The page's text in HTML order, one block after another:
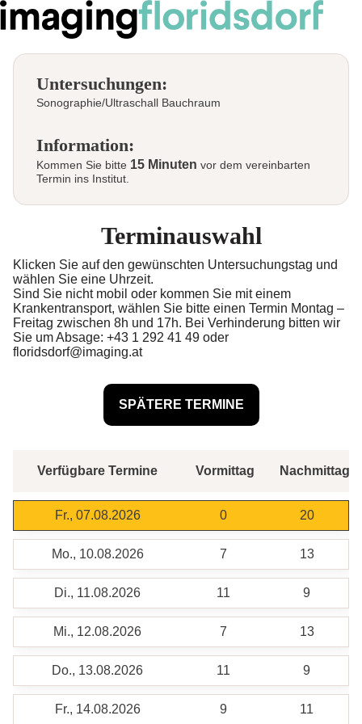
Untersuchungen:
Sonographie/Ultraschall Bauchraum
Information:
Kommen Sie bitte 15 Minuten vor dem vereinbarten
Termin ins Institut.
Terminauswahl
Klicken Sie auf den gewünschten Untersuchungstag und
wählen Sie eine Uhrzeit.
Sind Sie nicht mobil oder kommen Sie mit einem
Krankentransport, wählen Sie bitte einen Termin Montag –
Freitag zwischen 8h und 17h. Bei Verhinderung bitten wir
Sie um Absage: +43 1 292 41 49 oder
floridsdorf@imaging.at
Verfügbare Termine Vormittag Nachmittag
Fr., 07.08.2026 0 20
Mo., 10.08.2026 7 13
Di., 11.08.2026 11 9
Mi., 12.08.2026 7 13
Do., 13.08.2026 11 9
Fr., 14.08.2026 9 11